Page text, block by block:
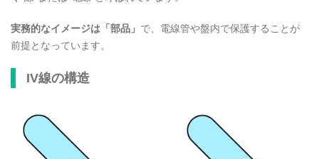
実務的なイメージは「部品」 で、電線管や盤内で保護することが
前提となっています。
IV線の構造